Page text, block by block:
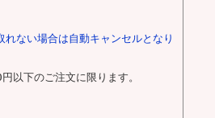
ない場合は自動キャンセルとなり
以下のご注文に限ります。